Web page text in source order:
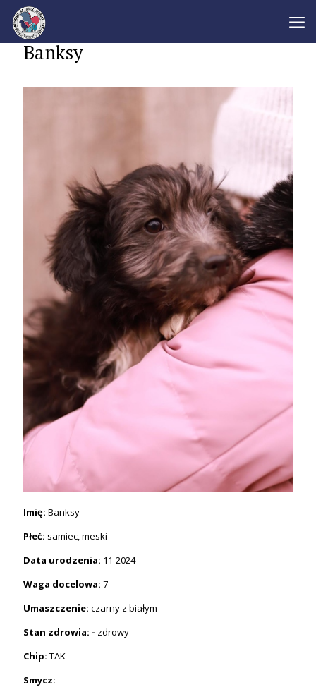
Banksy
Imię: Banksy
Płeć: samiec, meski
Data urodzenia: 11-2024
Waga docelowa: 7
Umaszczenie: czarny z białym
Stan zdrowia: - zdrowy
Chip: TAK
Smycz: